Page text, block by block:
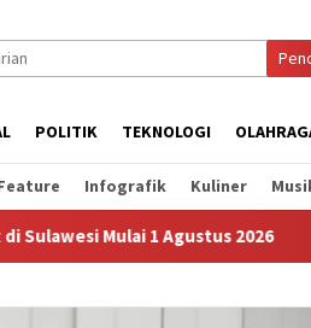
POLITIK TEKNOLOGI
Infografik Kuliner
Mulai 1 Agustus 2026